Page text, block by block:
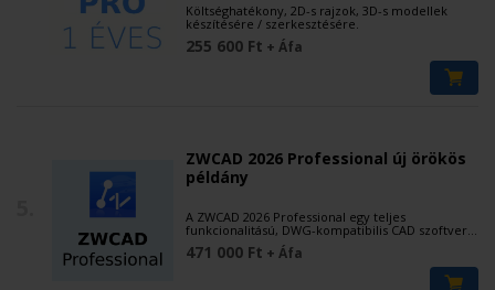
Költséghatékony, 2D-s rajzok, 3D-s modellek
készítésére / szerkesztésére.
255 600 Ft + Áfa
ZWCAD 2026 Professional új örökös
példány
A ZWCAD 2026 Professional egy teljes
funkcionalitású, DWG-kompatibilis CAD szoftver,
amely a 2D rajzolás mellett fejlett 3D
modellezési és automatizálási lehetőségeket is
egyszeri beruházással, hosszú távon használható,
471 000 Ft + Áfa